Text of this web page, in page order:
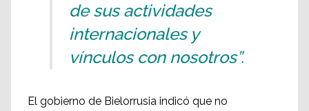
de sus actividades
internacionales y
vínculos con nosotros”.
El gobierno de Bielorrusia indicó que no